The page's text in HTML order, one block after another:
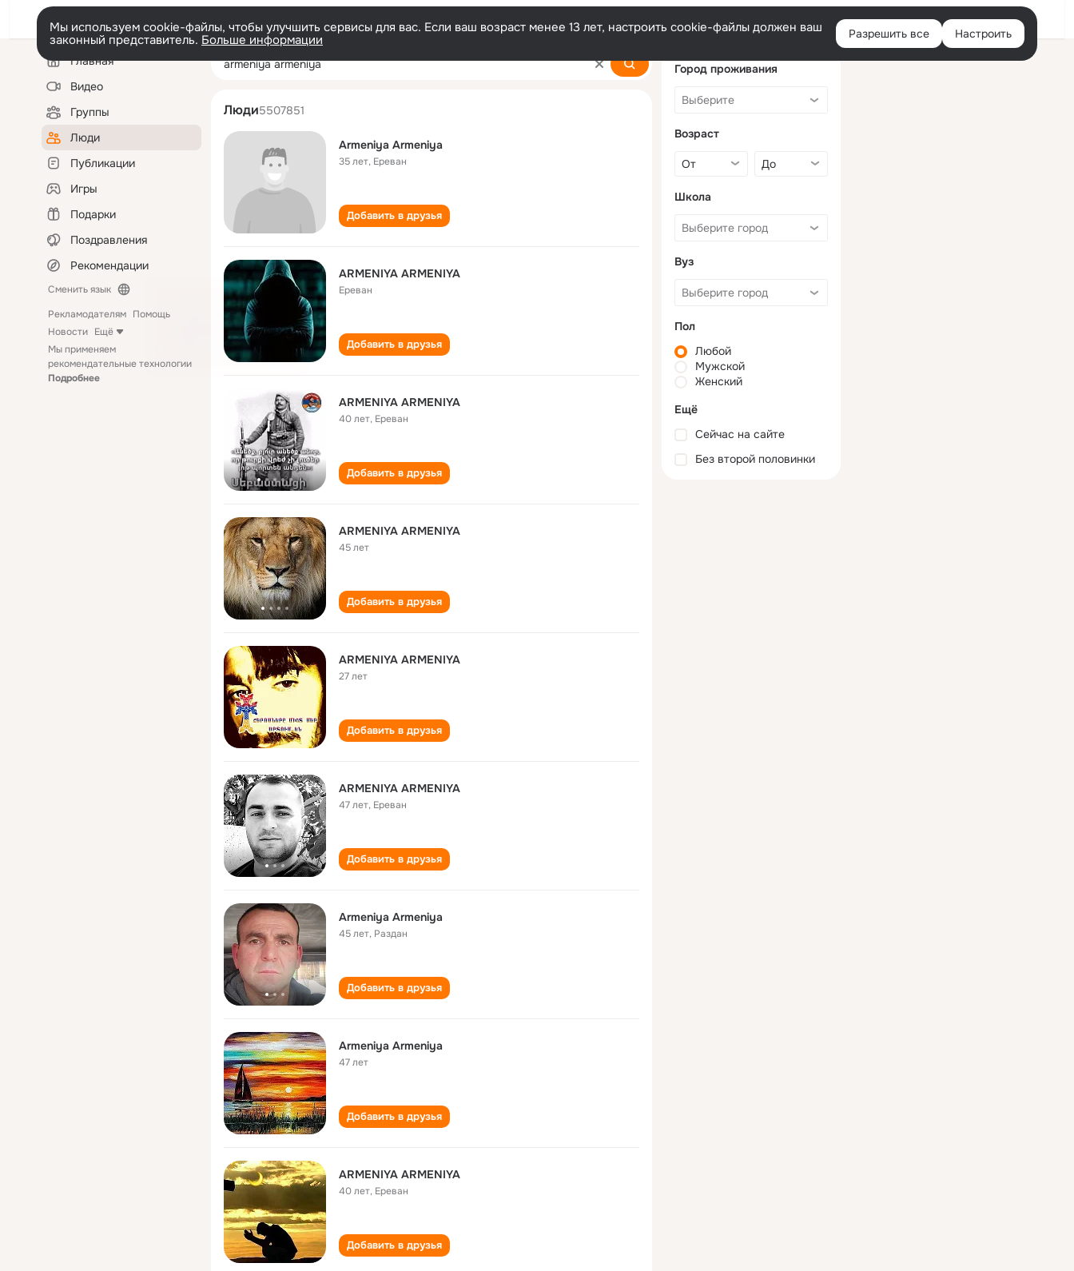
Войти
Мы используем cookie-файлы, чтобы улучшить сервисы для вас. Если ваш возраст менее 13 лет, настроить cookie-файлы должен ваш
законный представитель. Больше информации Разрешить все Настроить
Левая
колонкаГлавная
Видео
Группы
Люди
Публикации
Игры
Подарки
Поздравления
Рекомендации
Сменить язык
Рекламодателям Помощь
Новости Ещё
Мы применяем
рекомендательные технологии
Подробнее
armeniya armeniya
Люди5507851
Armeniya Armeniya
35 лет, Ереван
Добавить в друзья
ARMENIYA ARMENIYA
Ереван
Добавить в друзья
ARMENIYA ARMENIYA
40 лет, Ереван
Добавить в друзья
ARMENIYA ARMENIYA
45 лет
Добавить в друзья
ARMENIYA ARMENIYA
27 лет
Добавить в друзья
ARMENIYA ARMENIYA
47 лет, Ереван
Добавить в друзья
Armeniya Armeniya
45 лет, Раздан
Добавить в друзья
Armeniya Armeniya
47 лет
Добавить в друзья
ARMENIYA ARMENIYA
40 лет, Ереван
Добавить в друзья
Город проживания
Возраст
Школа
Вуз
Пол
Любой
Мужской
Женский
Ещё
Сейчас на сайте
Без второй половинки